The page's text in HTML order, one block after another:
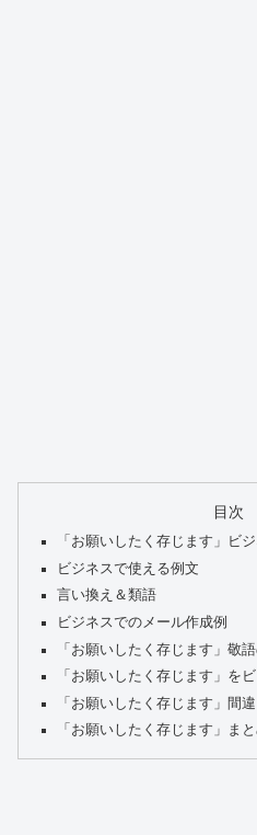
目次
「お願いしたく存じます」ビ
ビジネスで使える例文
言い換え＆類語
ビジネスでのメール作成例
「お願いしたく存じます」敬
「お願いしたく存じます」を
「お願いしたく存じます」間
「お願いしたく存じます」ま